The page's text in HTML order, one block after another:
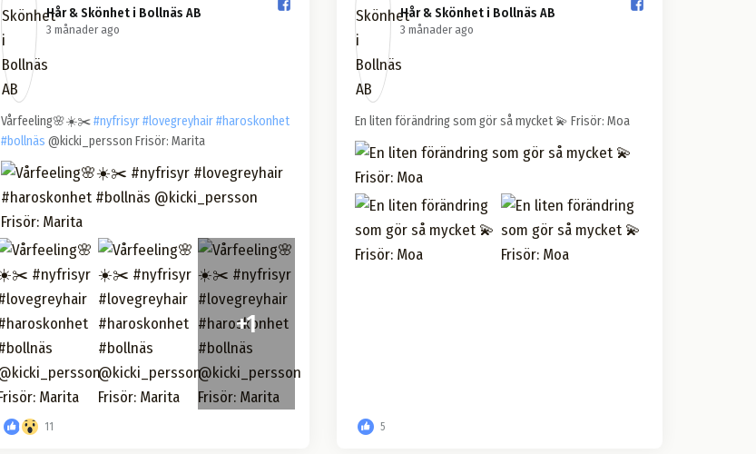
Hår & Skönhet i Bollnäs AB️
3 månader ago
Vårfeeling🌸☀️✂️#nyfrisyr#lovegreyhair#haroskonhet
#bollnäs @kicki_persson Frisör: Marita
+1
11
Hår & Skönhet i Bollnäs AB️
3 månader ago
En liten förändring som gör så mycket 💫 Frisör: Moa
5